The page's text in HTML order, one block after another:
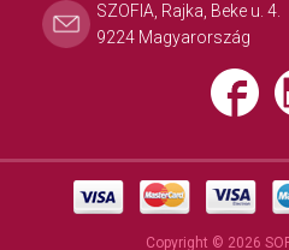
SZOFIA, Rajka, Beke u. 4.
9224 Magyarország
Copyright © 2026